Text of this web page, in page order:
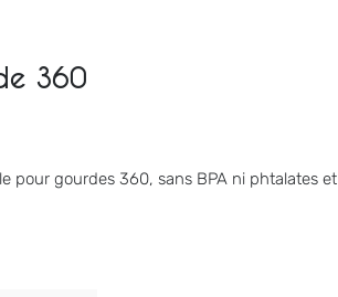
360
pour gourdes 360, sans BPA ni phtalates et